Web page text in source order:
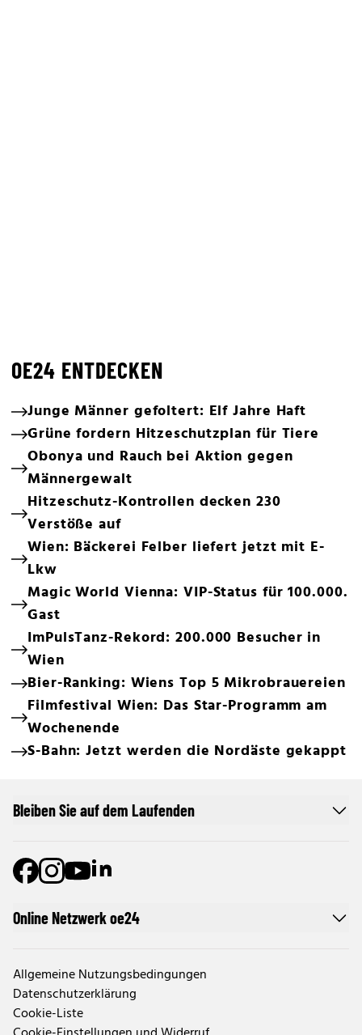
OE24 ENTDECKEN
Junge Männer gefoltert: Elf Jahre Haft
Grüne fordern Hitzeschutzplan für Tiere
Obonya und Rauch bei Aktion gegen
Männergewalt
Hitzeschutz-Kontrollen decken 230
Verstöße auf
Wien: Bäckerei Felber liefert jetzt mit E-
Lkw
Magic World Vienna: VIP-Status für 100.000.
Gast
ImPulsTanz-Rekord: 200.000 Besucher in
Wien
Bier-Ranking: Wiens Top 5 Mikrobrauereien
Filmfestival Wien: Das Star-Programm am
Wochenende
S-Bahn: Jetzt werden die Nordäste gekappt
Online Netzwerk oe24
Allgemeine Nutzungsbedingungen
Datenschutzerklärung
Cookie-Liste
Bleiben Sie auf dem Laufenden